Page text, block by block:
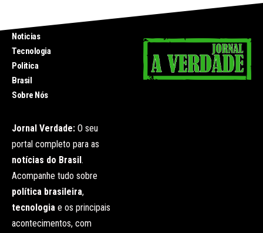
Noticias
Tecnologia
Politica
Brasil
Sobre Nós
Jornal Verdade: O seu
portal completo para as
notícias do Brasil .
Acompanhe tudo sobre
política brasileira,
tecnologia e os principais
acontecimentos, com